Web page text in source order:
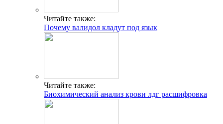
Читайте также:
Почему валидол кладут под язык
Читайте также:
Биохимический анализ крови лдг расшифровка